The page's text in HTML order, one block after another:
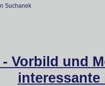
Suchanek
Vorbild und